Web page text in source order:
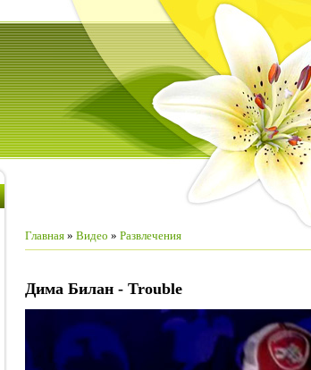
Главная » Видео » Развлечения
Дима Билан - Trouble